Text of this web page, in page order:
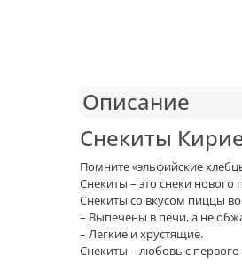
Описание
Снекиты
Помните «эльфийские
Снекиты – это снеки
Снекиты со вкусом пиццы
– Выпечены в печи, а не
– Легкие и хрустящие.
Снекиты – любовь с первого